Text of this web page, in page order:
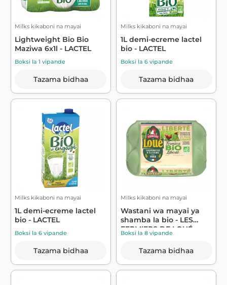
Milks kikaboni na mayai
Lightweight Bio Bio
Maziwa 6x1l - LACTEL
Boksi la 1 vipande
Tazama bidhaa
Milks kikaboni na mayai
1L demi-ecreme lactel
bio - LACTEL
Boksi la 6 vipande
Tazama bidhaa
Milks kikaboni na mayai
1L demi-ecreme lactel
bio - LACTEL
Boksi la 6 vipande
Tazama bidhaa
Milks kikaboni na mayai
Wastani wa mayai ya
shamba la bio - LES
FERMIERS DE LOUÉ
Boksi la 8 vipande
Tazama bidhaa